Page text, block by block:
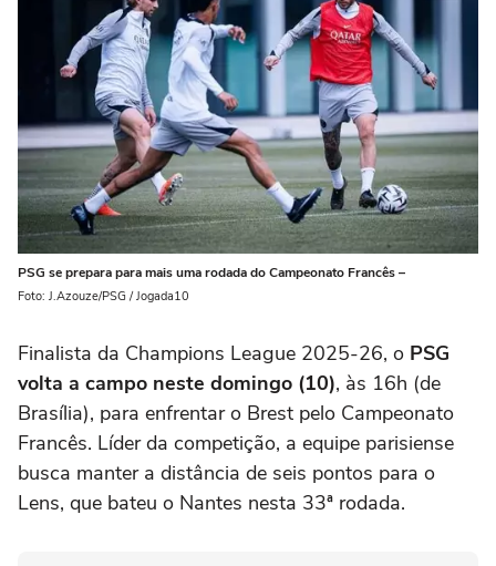
PSG se prepara para mais uma rodada do Campeonato Francês –
Foto: J.Azouze/PSG / Jogada10
Finalista da Champions League 2025-26, o PSG
volta a campo neste domingo (10), às 16h (de
Brasília), para enfrentar o Brest pelo Campeonato
Francês. Líder da competição, a equipe parisiense
busca manter a distância de seis pontos para o
Lens, que bateu o Nantes nesta 33ª rodada.